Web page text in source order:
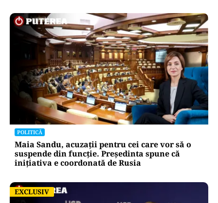
POLITICĂ
Maia Sandu, acuzații pentru cei care vor să o
suspende din funcție. Președinta spune că
inițiativa e coordonată de Rusia
EXCLUSIV
EXCLUSIV